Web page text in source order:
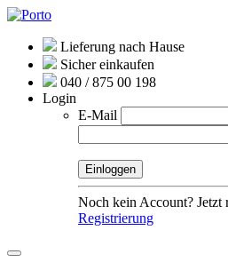
Lieferung nach Hause
Sicher einkaufen
040 / 875 00 198
Login
E-Mail
Noch kein Account? Jetzt
Registrierung